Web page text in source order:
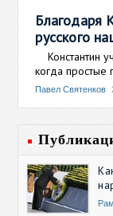
Благодаря
русского
Константин
когда простые
Павел Святенков